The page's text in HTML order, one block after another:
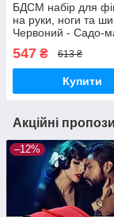
БДСМ набір для
на руки, ноги та
Червоний - Садо-
547 ₴ 613 ₴
Купити
Акційні
–12%